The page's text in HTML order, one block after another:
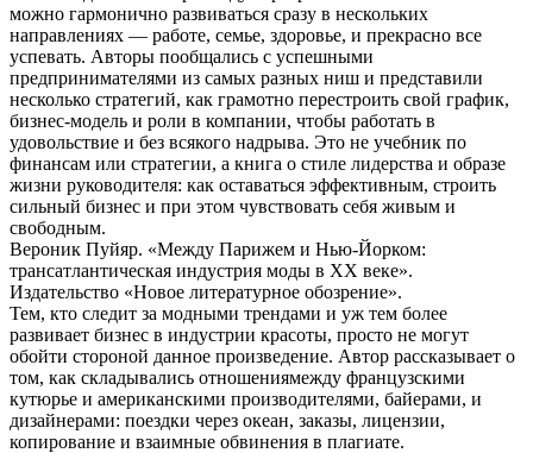
можно гармонично развиваться сразу в нескольких
направлениях — работе, семье, здоровье, и прекрасно все
успевать. Авторы пообщались с успешными
предпринимателями из самых разных ниш и представили
несколько стратегий, как грамотно перестроить свой график,
бизнес-модель и роли в компании, чтобы работать в
удовольствие и без всякого надрыва. Это не учебник по
финансам или стратегии, а книга о стиле лидерства и образе
жизни руководителя: как оставаться эффективным, строить
сильный бизнес и при этом чувствовать себя живым и
свободным.
Вероник Пуйяр. «Между Парижем и Нью-Йорком:
трансатлантическая индустрия моды в XX веке».
Издательство «Новое литературное обозрение».
Тем, кто следит за модными трендами и уж тем более
развивает бизнес в индустрии красоты, просто не могут
обойти стороной данное произведение. Автор рассказывает о
том, как складывались отношениямежду французскими
кутюрье и американскими производителями, байерами, и
дизайнерами: поездки через океан, заказы, лицензии,
копирование и взаимные обвинения в плагиате.